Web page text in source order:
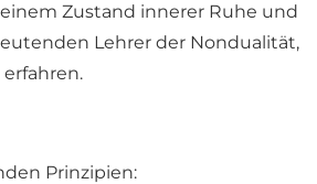
Zustand innerer Ruhe und
Lehrer der Nondualität,
Prinzipien: